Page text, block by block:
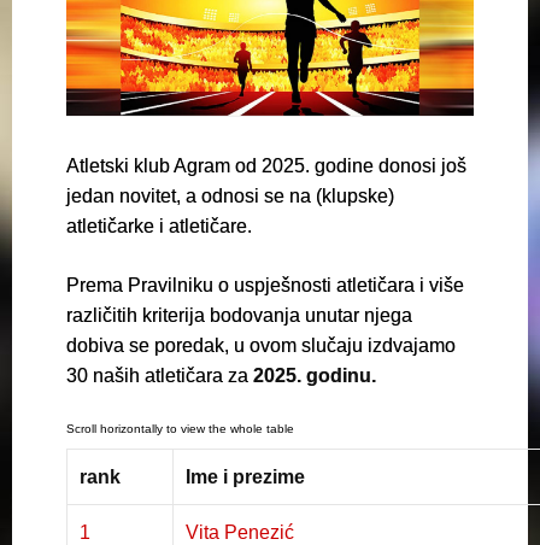
Atletski klub Agram od 2025. godine donosi još
jedan novitet, a odnosi se na (klupske)
atletičarke i atletičare.
Prema Pravilniku o uspješnosti atletičara i više
različitih kriterija bodovanja unutar njega
dobiva se poredak, u ovom slučaju izdvajamo
30 naših atletičara za 2025. godinu.
rank Ime i prezime
1 Vita Penezić